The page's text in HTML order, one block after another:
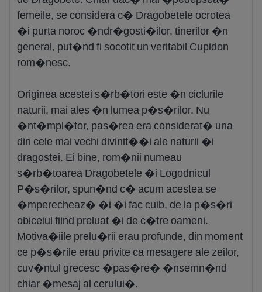
femeile, se considera c� Dragobetele ocrotea
�i purta noroc �ndr�gosti�ilor, tinerilor �n
general, put�nd fi socotit un veritabil Cupidon
rom�nesc.
Originea acestei s�rb�tori este �n ciclurile
naturii, mai ales �n lumea p�s�rilor. Nu
�nt�mpl�tor, pas�rea era considerat� una
din cele mai vechi divinit��i ale naturii �i
dragostei. Ei bine, rom�nii numeau
s�rb�toarea Dragobetele �i Logodnicul
P�s�rilor, spun�nd c� acum acestea se
�mperecheaz� �i �i fac cuib, de la p�s�ri
obiceiul fiind preluat �i de c�tre oameni.
Motiva�iile prelu�rii erau profunde, din moment
ce p�s�rile erau privite ca mesagere ale zeilor,
cuv�ntul grecesc �pas�re� �nsemn�nd
chiar �mesaj al cerului�.